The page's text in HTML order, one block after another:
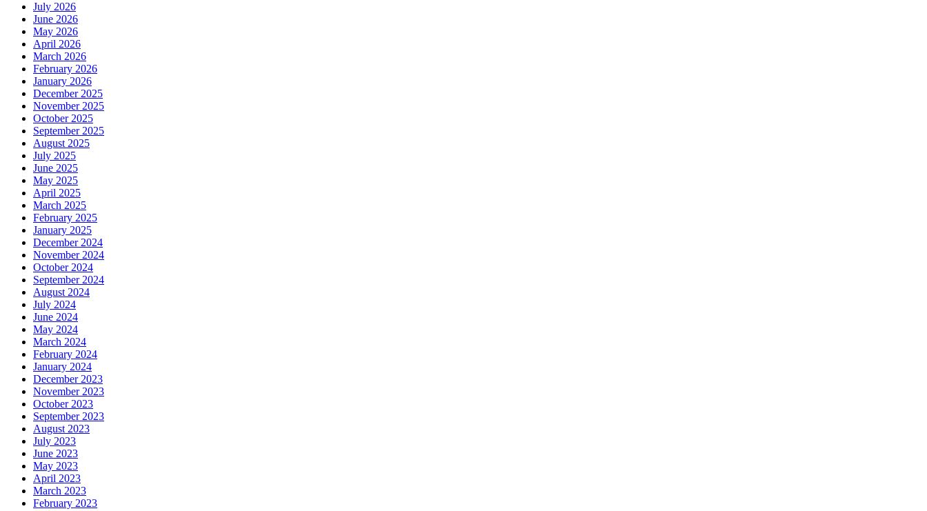
July 2026
June 2026
May 2026
April 2026
March 2026
February 2026
January 2026
December 2025
November 2025
October 2025
September 2025
August 2025
July 2025
June 2025
May 2025
April 2025
March 2025
February 2025
January 2025
December 2024
November 2024
October 2024
September 2024
August 2024
July 2024
June 2024
May 2024
March 2024
February 2024
January 2024
December 2023
November 2023
October 2023
September 2023
August 2023
July 2023
June 2023
May 2023
April 2023
March 2023
February 2023